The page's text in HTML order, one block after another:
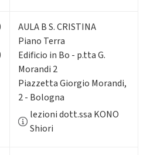
AULA B S. CRISTINA
Piano Terra
Edificio in Bo - p.tta G.
Morandi 2
Piazzetta Giorgio Morandi,
2 - Bologna
lezioni dott.ssa KONO
Shiori